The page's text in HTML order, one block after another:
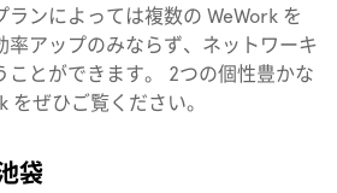
ンによっては複数の WeWork を
率アップのみならず、ネットワーキ
ことができます。 2つの個性豊かな
をぜひご覧ください。
袋